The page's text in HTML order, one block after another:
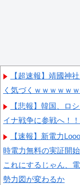
【超速報】靖國神
く気づくｗｗｗｗｗ
【悲報】韓国、ロ
イナ戦争に参戦へ！！
【速報】新電力
時電力無料の実証開
これにするじゃん、
勢力図が変わるか